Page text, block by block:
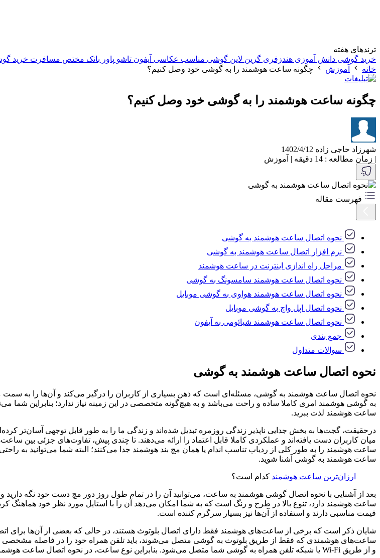
ترندهای هفته
خرید گوشی دانش آموزی هندزفری گرین لاین گوشی مناسب عکاسی آیفون تاشو پاور بانک مختص مسافرت خرید
خانه
آموزش چگونه ساعت هوشمند را به گوشی خود وصل کنیم؟
چگونه ساعت هوشمند را به گوشی خود وصل کنیم؟
شهرزاد حاجی زاده 1402/4/12
| زمان مطالعه : 14 دقیقه | آموزش
فهرست مقاله
نحوه اتصال ساعت هوشمند به گوشی
نرم افزار اتصال ساعت هوشمند به گوشی
مراحل راه اندازی اینترنت در ساعت هوشمند
نحوه اتصال ساعت هوشمند سامسونگ به گوشی
نحوه اتصال ساعت هوشمند هواوی به گوشی موبایل
نحوه اتصال اپل واچ به گوشی موبایل
نحوه اتصال ساعت هوشمند شیائومی به آیفون
جمع بندی
سوالات متداول
نحوه اتصال ساعت هوشمند به گوشی
نحوه اتصال ساعت هوشمند به گوشی، مسئله‌ای است که ذهن بسیاری از کاربران را درگیر می‌کند و آن‌ها را به سمت
به گوشی هوشمند امری کاملا ساده و راحت می‌باشد و به هیچ‌گونه متخصصی در این زمینه نیاز ندارد؛ بنابراین شما
ساعت هوشمند لذت ببرید.
در‌حقیقت، گجت‌ها به بخش جدایی ناپذیر زندگی روزمره تبدیل شده‌اند و زندگی ما را به طور قابل توجهی آسان‌تر
میان کاربران دست یافته‌اند و عملکردی کاملا قابل اعتماد را ارائه می‌دهند. تا چندی پیش، تفاوت‌های جزئی بین
ساعت هوشمند را به طور کلی از ردیاب تناسب اندام یا همان مچ بند هوشمند جدا می‌کنند؛ البته شما می‌توانید به
ساعت هوشمند به گوشی آشنا شوید.
ارزان‌ترین ساعت هوشمند کدام است؟
بعد از آشنایی با نحوه اتصال گوشی هوشمند به ساعت، می‌توانید آن را در تمام طول روز دور مچ دست خود نگه دارید
ساعت هوشمند دارد، تنوع بالا در طرح و رنگ‌ است که به شما امکان می‌دهد آن را با استایل مورد نظر خود
قیمت مناسبی دارند و استفاده از آن‌ها نیز بسیار سرگرم کننده است.
ساعت‌های هوشمندی که فقط از طریق بلوتوث به گوشی متصل می‌شوند، باید تلفن همراه خود را در فاصله مشخصی
و از طریق Wi-Fi یا شبکه تلفن همراه به گوشی شما متصل می‌شود. بنابراین نوع ساعت، در نحوه اتصال ساعت هوشمند به گوشی بسیار موثر واقع می‌شود.